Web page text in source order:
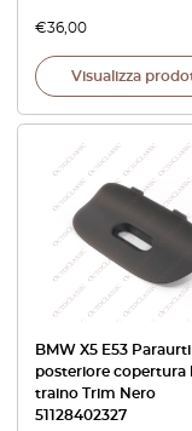
€36,00
Visualizza
BMW X5 E53 Paraurti
posteriore copertura
traino Trim Nero
51128402327